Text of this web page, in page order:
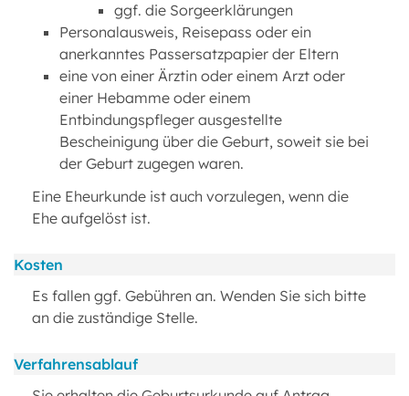
ggf. die Sorgeerklärungen
Personalausweis, Reisepass oder ein
anerkanntes Passersatzpapier der Eltern
eine von einer Ärztin oder einem Arzt oder
einer Hebamme oder einem
Entbindungspfleger ausgestellte
Bescheinigung über die Geburt, soweit sie bei
der Geburt zugegen waren.
Eine Eheurkunde ist auch vorzulegen, wenn die
Ehe aufgelöst ist.
Kosten
Es fallen ggf. Gebühren an. Wenden Sie sich bitte
an die zuständige Stelle.
Verfahrensablauf